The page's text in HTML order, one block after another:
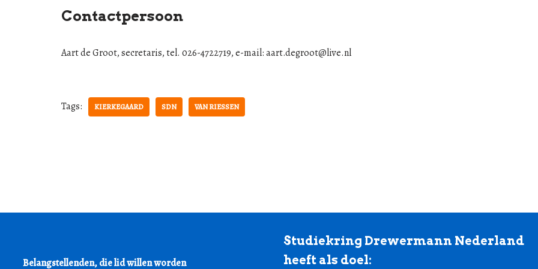
Contactpersoon
Aart de Groot, secretaris, tel. 026-4722719, e-mail: aart.degroot@live.nl
Tags: KIERKEGAARD SDN VAN RIESSEN
Belangstellenden, die lid willen worden
Studiekring Drewermann Nederland
heeft als doel: